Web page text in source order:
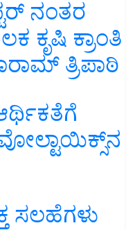
ನಂತರ
ಕ್ರಾಂತಿ
ತ್ರಿಪಾಠಿ
ಸಲಹೆಗಳು